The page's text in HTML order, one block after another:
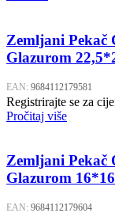
Zemljani Pekač
Glazurom
EAN: 9684112179581
Registrirajte se za
Pročitaj više
Zemljani Pekač
Glazurom
EAN: 9684112179604